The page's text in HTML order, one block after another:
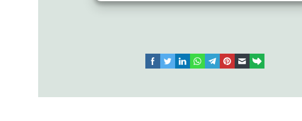
facebooktwitterlinkedinwhatsapptelegram
pinterest email link